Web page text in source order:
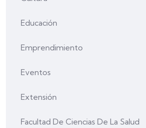
Educación
Emprendimiento
Eventos
Extensión
Facultad De Ciencias De La Salud